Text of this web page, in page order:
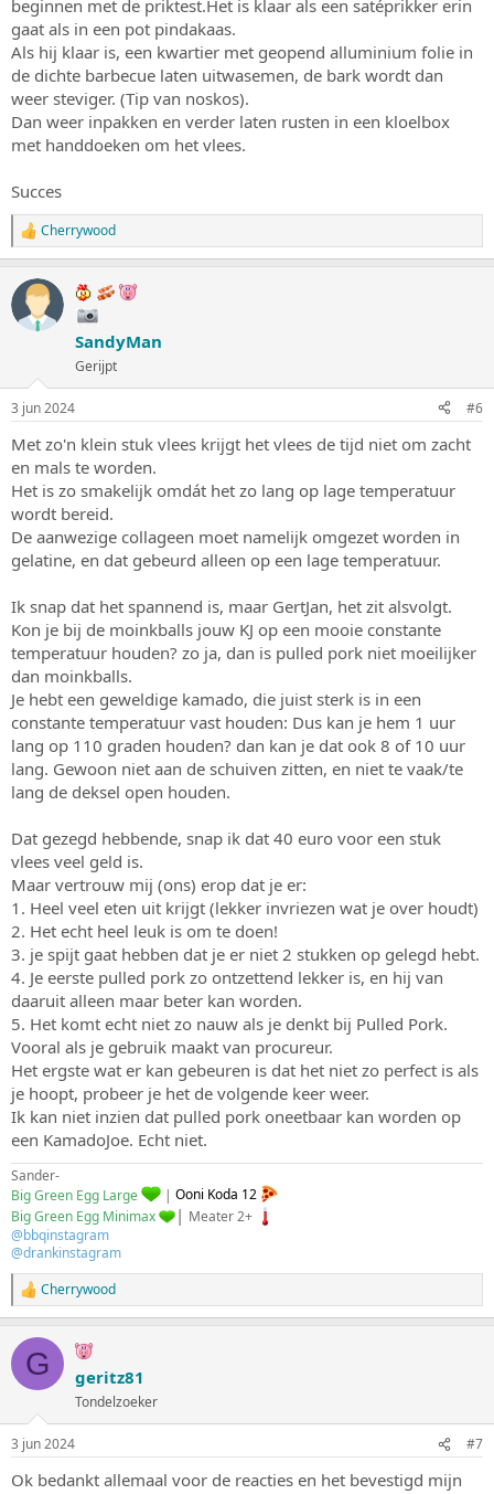
beginnen met de priktest.Het is klaar als een satéprikker erin
gaat als in een pot pindakaas.
Als hij klaar is, een kwartier met geopend alluminium folie in
de dichte barbecue laten uitwasemen, de bark wordt dan
weer steviger. (Tip van noskos).
Dan weer inpakken en verder laten rusten in een kloelbox
met handdoeken om het vlees.
Succes
W
a
r
d
e
e
:
Cherrywood
SandyMan
Gerijpt
3 jun 2024 #6
Met zo'n klein stuk vlees krijgt het vlees de tijd niet om zacht
en mals te worden.
Het is zo smakelijk omdát het zo lang op lage temperatuur
wordt bereid.
De aanwezige collageen moet namelijk omgezet worden in
gelatine, en dat gebeurd alleen op een lage temperatuur.
Ik snap dat het spannend is, maar GertJan, het zit alsvolgt.
Kon je bij de moinkballs jouw KJ op een mooie constante
temperatuur houden? zo ja, dan is pulled pork niet moeilijker
dan moinkballs.
Je hebt een geweldige kamado, die juist sterk is in een
constante temperatuur vast houden: Dus kan je hem 1 uur
lang op 110 graden houden? dan kan je dat ook 8 of 10 uur
lang. Gewoon niet aan de schuiven zitten, en niet te vaak/te
lang de deksel open houden.
Dat gezegd hebbende, snap ik dat 40 euro voor een stuk
vlees veel geld is.
Maar vertrouw mij (ons) erop dat je er:
1. Heel veel eten uit krijgt (lekker invriezen wat je over houdt)
2. Het echt heel leuk is om te doen!
3. je spijt gaat hebben dat je er niet 2 stukken op gelegd hebt.
4. Je eerste pulled pork zo ontzettend lekker is, en hij van
daaruit alleen maar beter kan worden.
5. Het komt echt niet zo nauw als je denkt bij Pulled Pork.
Vooral als je gebruik maakt van procureur.
Het ergste wat er kan gebeuren is dat het niet zo perfect is als
je hoopt, probeer je het de volgende keer weer.
Ik kan niet inzien dat pulled pork oneetbaar kan worden op
een KamadoJoe. Echt niet.
Sander-
Big Green Egg Large
| Ooni Koda 12
Big Green Egg Minimax
| Meater 2+
@bbqinstagram
@drankinstagram
W
a
r
e
i
n
g
e
Cherrywood
G geritz81
Tondelzoeker
3 jun 2024 #7
Ok bedankt allemaal voor de reacties en het bevestigd mijn